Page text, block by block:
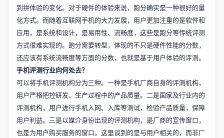
到拼体验的变化。对于硬件的体验来说，跑分确实是一种很好的量
化方式。而随着互联网手机的大力发展，用户更加注重的是软件和
应用，是系统和设计，是易用性、流畅度，这些是跑分等传统评测
方式很难实现的。跑分需要转型，体现的不只是硬件性能的分数，
还应该有系统流畅度等方面的分数，也就是基于用户体验的评测。
手机评测行业向何处去？
可以将手机评测机构分为三种。一种是手机厂商自身的评测机构，
用户严格把控研发、生产过程中的产品质量。二是国家及行业内的
评测机构，用户进行手机入网、入库等测试，检验产品质量，保障
用户利益。三是以媒介身份出现的评测机构，是厂商的宣传窗口，
也是为用户购买服务的窗口。这里谈到的是与用户相关的，而非厂